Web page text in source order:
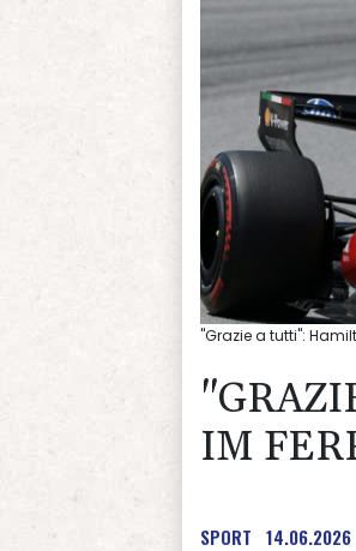
"Grazie a tutti":
IM
SPORT 14.06.2026